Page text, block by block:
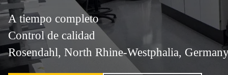
A tiempo completo
Control de calidad
Rosendahl, North Rhine-Westphalia,